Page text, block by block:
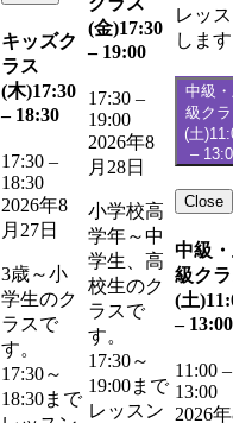
キッズク
ラス
(木)17:30
– 18:30
17:30 –
18:30
2026年8
月27日
3歳～小
学生のク
ラスで
す。
17:30～
18:30まで
(金)17:30
– 19:00
17:30 –
19:00
2026年8
月28日
小学校高
学年～中
学生、高
校生のク
ラスで
す。
17:30～
19:00まで
レッスン
レッ
しま
中級
級ク
(土)
–
Close
中級
級ク
(土)
– 13:00
11:00 –
13:00
2026